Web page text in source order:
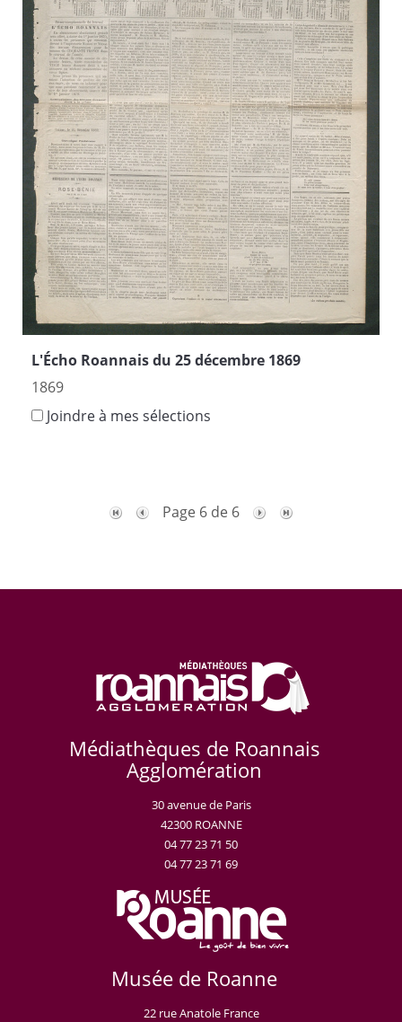
L'Écho Roannais du 25 décembre 1869
1869
Joindre à mes sélections
Page 6 de 6
Médiathèques de Roannais
Agglomération
30 avenue de Paris
42300 ROANNE
04 77 23 71 50
04 77 23 71 69
Musée de Roanne
22 rue Anatole France